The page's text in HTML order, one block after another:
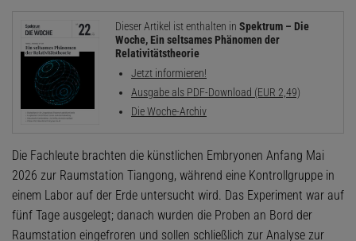
Dieser Artikel ist enthalten in Spektrum – Die
Woche, Ein seltsames Phänomen der
Relativitätstheorie
Jetzt informieren!
Ausgabe als PDF-Download (EUR 2,49)
Die Woche-Archiv
Die Fachleute brachten die künstlichen Embryonen Anfang Mai
2026 zur Raumstation Tiangong, während eine Kontrollgruppe in
einem Labor auf der Erde untersucht wird. Das Experiment war auf
fünf Tage ausgelegt; danach wurden die Proben an Bord der
Raumstation eingefroren und sollen schließlich zur Analyse zur